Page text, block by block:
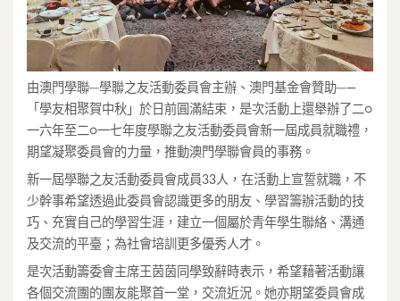
由澳門學聯─學聯之友活動委員會主辦、澳門基金會贊助─—
「學友相聚賀中秋」於日前圓滿結束，是次活動上還舉辦了二○
一六年至二○一七年度學聯之友活動委員會新一屆成員就職禮，
期望凝聚委員會的力量，推動澳門學聯會員的事務。
新一屆學聯之友活動委員會成員33人，在活動上宣誓就職，不
少幹事希望透過此委員會認識更多的朋友、學習籌辦活動的技
巧、充實自己的學習生涯，建立一個屬於青年學生聯絡、溝通
及交流的平臺；為社會培訓更多優秀人才。
是次活動籌委會主席王茵茵同學致辭時表示，希望藉著活動讓
各個交流團的團友能聚首一堂，交流近況。她亦期望委員會成